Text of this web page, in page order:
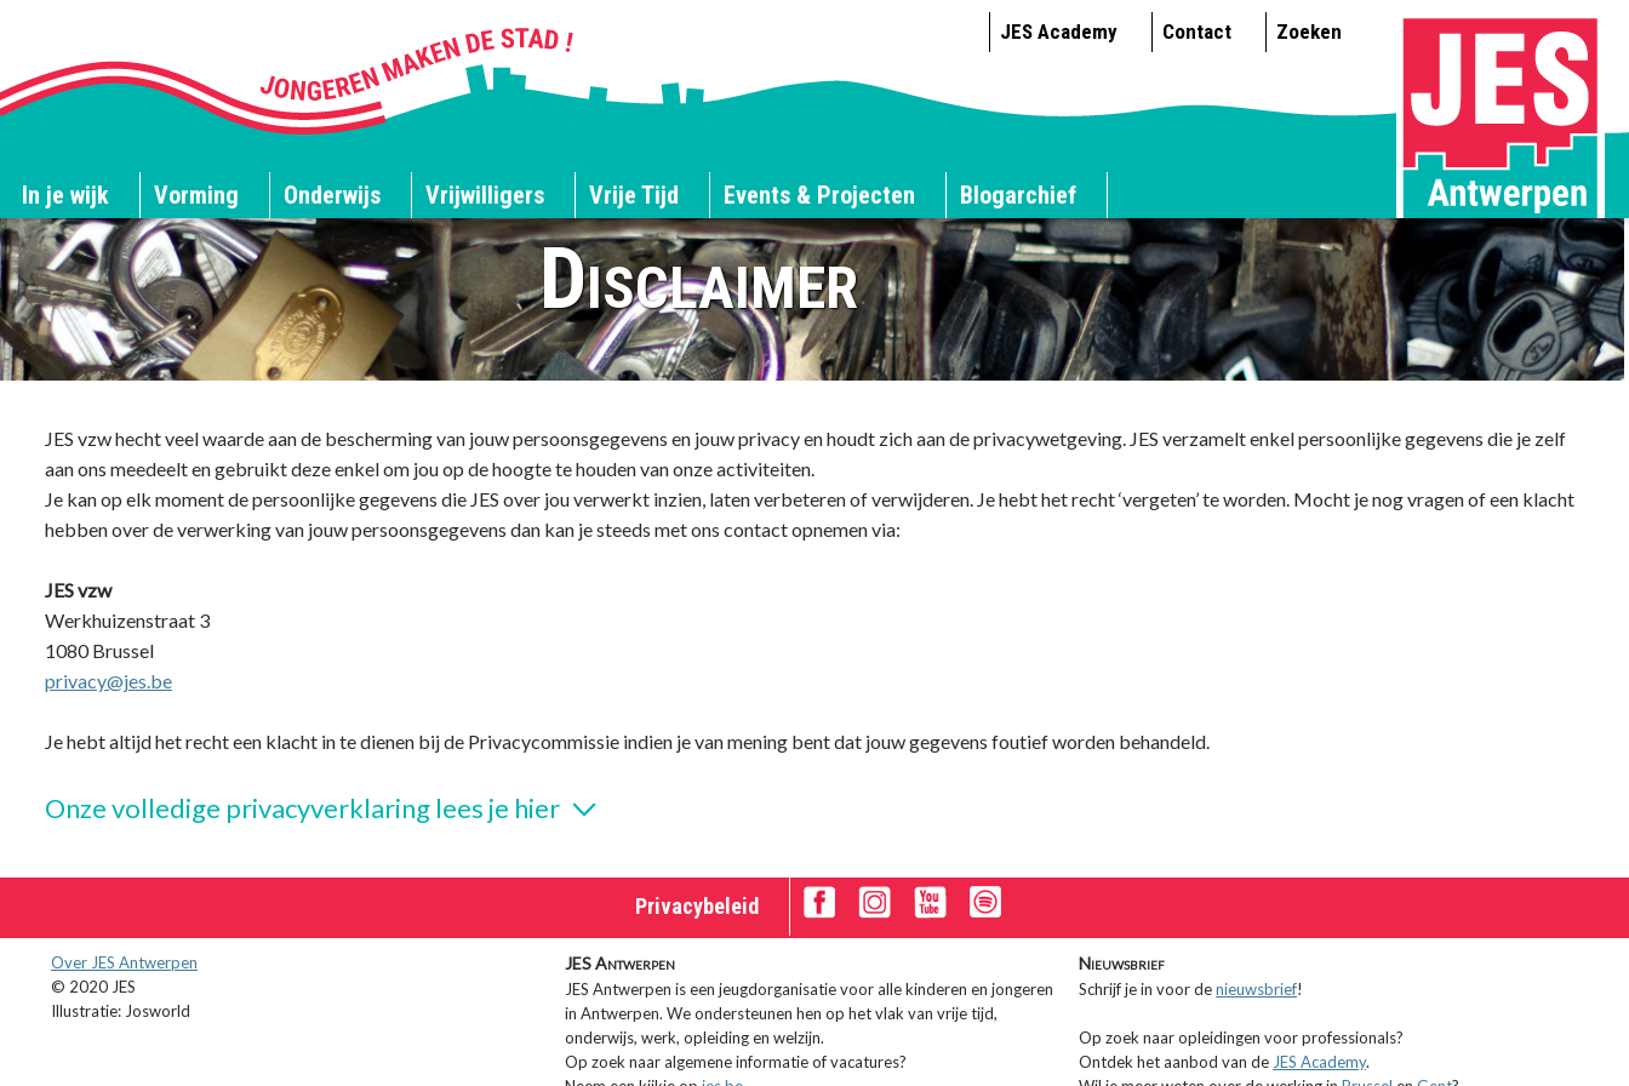
JES Academy Contact Zoeken
In je wijk Vorming Onderwijs Vrijwilligers Vrije Tijd Events & Projecten Blogarchief
Disclaimer
JES vzw hecht veel waarde aan de bescherming van jouw persoonsgegevens en jouw privacy en houdt zich aan de privacywetgeving. JES verzamelt enkel persoonlijke gegevens die je zelf
aan ons meedeelt en gebruikt deze enkel om jou op de hoogte te houden van onze activiteiten.
Je kan op elk moment de persoonlijke gegevens die JES over jou verwerkt inzien, laten verbeteren of verwijderen. Je hebt het recht ‘vergeten’ te worden. Mocht je nog vragen of een klacht
hebben over de verwerking van jouw persoonsgegevens dan kan je steeds met ons contact opnemen via:
JES vzw
Werkhuizenstraat 3
1080 Brussel
privacy@jes.be
Je hebt altijd het recht een klacht in te dienen bij de Privacycommissie indien je van mening bent dat jouw gegevens foutief worden behandeld.
Onze volledige privacyverklaring lees je hier
Privacybeleid
Over JES Antwerpen
© 2020 JES
Illustratie: Josworld
JES Antwerpen
JES Antwerpen is een jeugdorganisatie voor alle kinderen en jongeren
in Antwerpen. We ondersteunen hen op het vlak van vrije tijd,
onderwijs, werk, opleiding en welzijn.
Op zoek naar algemene informatie of vacatures?
Nieuwsbrief
Schrijf je in voor denieuwsbrief!
Op zoek naar opleidingen voor professionals?
Ontdek het aanbod van de JES Academy.